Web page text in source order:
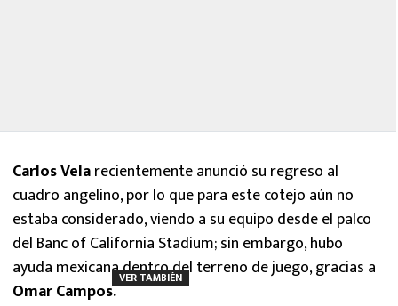
Carlos Velarecientemente anunció su regreso al
cuadro angelino, por lo que para este cotejo aún no
estaba considerado, viendo a su equipo desde el palco
del Banc of California Stadium; sin embargo, hubo
ayuda mexicana dentro del terreno de juego, gracias a
Omar Campos.
VER TAMBIÉN